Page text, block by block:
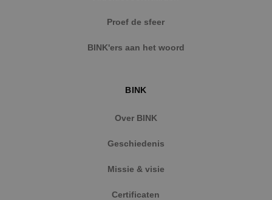
Proef de sfeer
BINK'ers aan het woord
BINK
Over BINK
Geschiedenis
Missie & visie
Certificaten
Strikt noodzakelijke cookies maken de
website kan niet goed worden gebruikt zonder de